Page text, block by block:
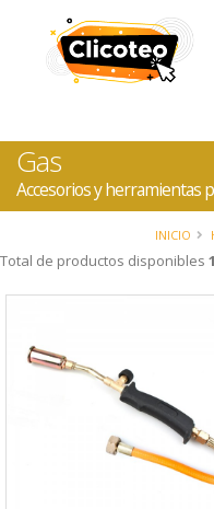
Gas
Accesorios y herramientas
INICIO
Total de productos disponibles